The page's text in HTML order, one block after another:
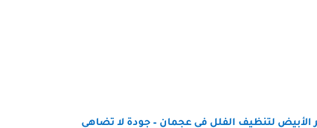
الأبيض لتنظيف الفلل في عجمان – جودة لا تضاهى